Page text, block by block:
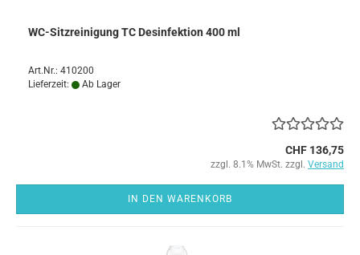
WC-Sitzreinigung TC Desinfektion 400 ml
Art.Nr.: 410200
Lieferzeit:
Ab Lager
CHF 136,75
zzgl. 8.1% MwSt. zzgl. Versand
IN DEN WARENKORB